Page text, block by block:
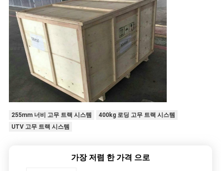
255mm 너비 고무 트랙 시스템
400kg 로딩 고무 트랙 시스템
UTV 고무 트랙 시스템
가장 저렴 한 가격 으로